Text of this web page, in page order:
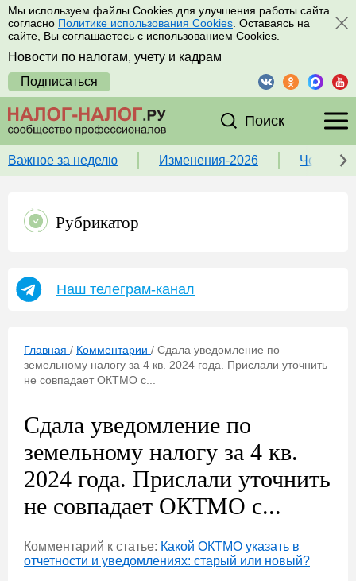
Мы используем файлы Cookies для улучшения работы сайта
согласно Политике использования Cookies . Оставаясь на
сайте, Вы соглашаетесь с использованием Cookies.
Новости по налогам, учету и кадрам
Подписаться
Поиск
Важное за неделю Изменения-2026 Чек-
Рубрикатор
Наш телеграм-канал
Главная / Комментарии / Сдала уведомление по
земельному налогу за 4 кв. 2024 года. Прислали уточнить
не совпадает ОКТМО с...
Сдала уведомление по
земельному налогу за 4 кв.
2024 года. Прислали уточнить
не совпадает ОКТМО с...
Комментарий к статье: Какой ОКТМО указать в
отчетности и уведомлениях: старый или новый?